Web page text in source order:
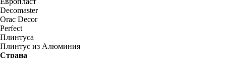
Decomaster
Orac Decor
Perfect
Плинтуса
Плинтус из Алюминия
Страна